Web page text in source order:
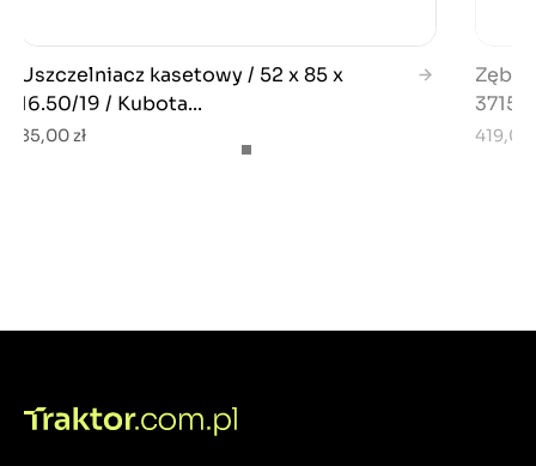
Uszczelniacz kasetowy / 52 x 85 x
16.50/19 / Kubota...
85,00 zł 419,00